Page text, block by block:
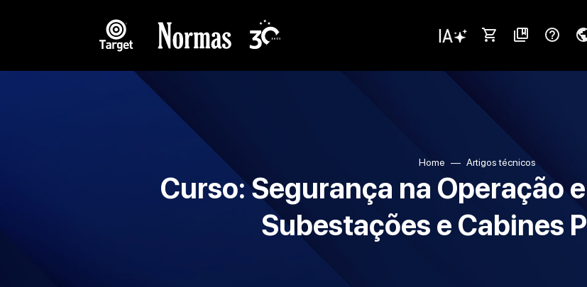
shopping_cart collections_bookmark help_outline
Home Artigos técnicos
Curso: Segurança na Operação
Subestações e Cabines